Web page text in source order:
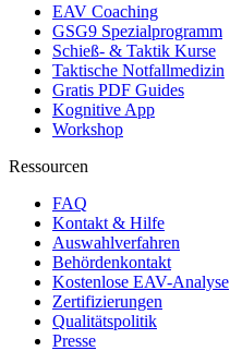
EAV Coaching
GSG9 Spezialprogramm
Schieß- & Taktik Kurse
Taktische Notfallmedizin
Gratis PDF Guides
Kognitive App
Workshop
Ressourcen
FAQ
Kontakt & Hilfe
Auswahlverfahren
Behördenkontakt
Kostenlose EAV-Analyse
Zertifizierungen
Qualitätspolitik
Presse